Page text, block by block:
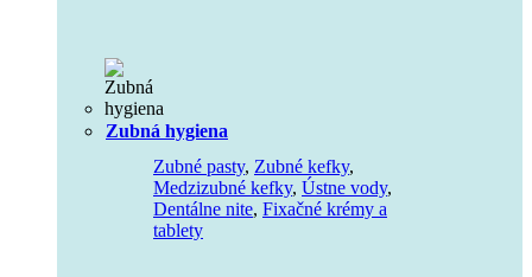
Zubná hygiena
Zubné pasty, Zubné kefky,
Medzizubné kefky, Ústne vody,
Dentálne nite, Fixačné krémy a
tablety